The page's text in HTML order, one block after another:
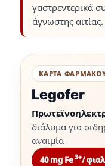
γαστρεντερικά
άγνωστης αιτίας.
ΚΑΡΤΑ
Legofer
διάλυμα για
αναιμία
40 mg Fe3+/